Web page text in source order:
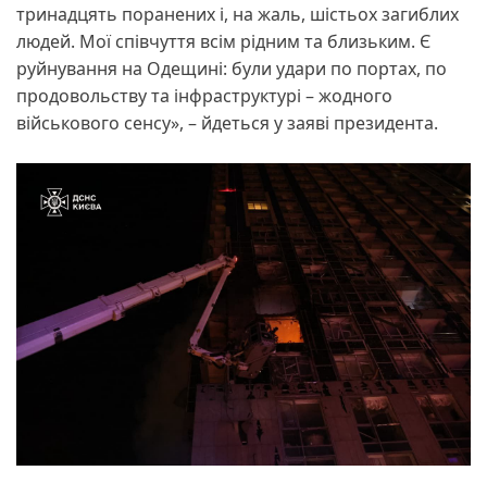
тринадцять поранених і, на жаль, шістьох загиблих
людей. Мої співчуття всім рідним та близьким. Є
руйнування на Одещині: були удари по портах, по
продовольству та інфраструктурі – жодного
військового сенсу», – йдеться у заяві президента.